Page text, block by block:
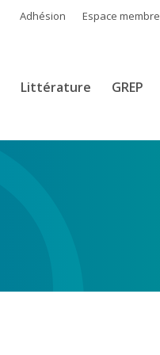
Adhésion Espace membre
Littérature GREP